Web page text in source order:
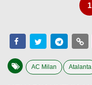
1
AC Milan Atalanta